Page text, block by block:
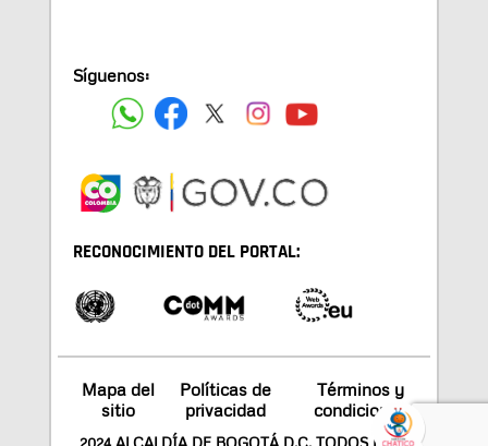
Síguenos:
RECONOCIMIENTO DEL PORTAL:
Mapa del
sitio
Políticas de
privacidad
Términos y
condiciones
2024 ALCALDÍA DE BOGOTÁ D.C. TODOS LOS